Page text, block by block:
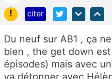
!
citer
Du neuf sur AB1 , ça
bien , the get down
épisodes) mais avec
va détonner avec